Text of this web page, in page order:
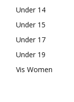
Under 14
Under 15
Under 17
Under 19
Vis Women